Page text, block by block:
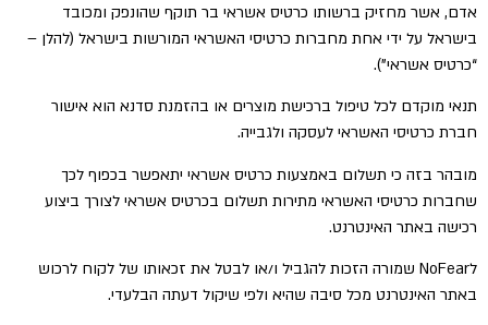
אדם, אשר מחזיק ברשותו כרטיס אשראי בר תוקף שהונפק ומכובד
בישראל על ידי אחת מחברות כרטיסי האשראי המורשות בישראל (להלן –
“כרטיס אשראי”).
תנאי מוקדם לכל טיפול ברכישת מוצרים או בהזמנת סדנא הוא אישור
חברת כרטיסי האשראי לעסקה ולגבייה.
מובהר בזה כי תשלום באמצעות כרטיס אשראי יתאפשר בכפוף לכך
שחברות כרטיסי האשראי מתירות תשלום בכרטיס אשראי לצורך ביצוע
רכישה באתר האינטרנט.
לNoFear שמורה הזכות להגביל ו/או לבטל את זכאותו של לקוח לרכוש
באתר האינטרנט מכל סיבה שהיא ולפי שיקול דעתה הבלעדי.